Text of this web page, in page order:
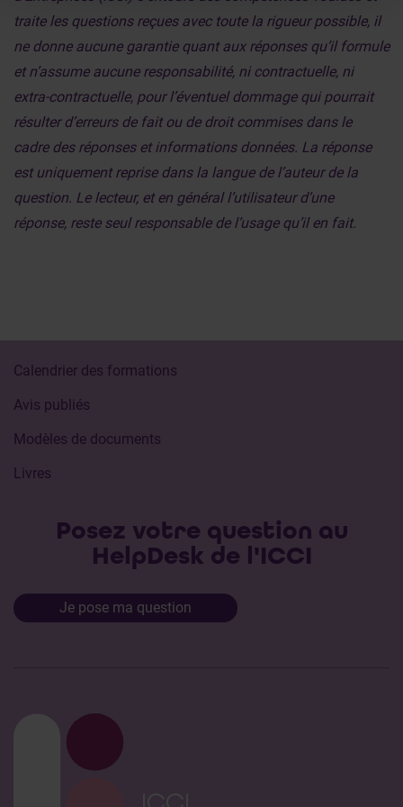
traite les questions reçues avec toute la rigueur possible, il
ne donne aucune garantie quant aux réponses qu’il formule
et n’assume aucune responsabilité, ni contractuelle, ni
extra-contractuelle, pour l’éventuel dommage qui pourrait
résulter d’erreurs de fait ou de droit commises dans le
cadre des réponses et informations données. La réponse
est uniquement reprise dans la langue de l’auteur de la
question. Le lecteur, et en général l’utilisateur d’une
réponse, reste seul responsable de l’usage qu’il en fait.
Calendrier des formations
Avis publiés
Modèles de documents
Livres
Posez votre question au
HelpDesk de l'ICCI
Je pose ma question